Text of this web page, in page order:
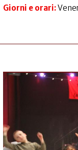
Giorni e orari: